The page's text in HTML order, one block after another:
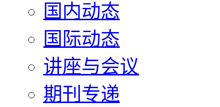
国内动态
国际动态
讲座与会议
期刊专递